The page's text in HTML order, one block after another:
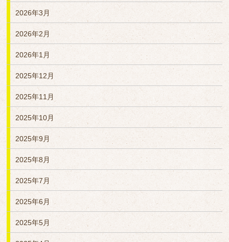
2026年3月
2026年2月
2026年1月
2025年12月
2025年11月
2025年10月
2025年9月
2025年8月
2025年7月
2025年6月
2025年5月